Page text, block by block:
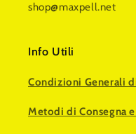
shop@maxpell.net
Info Utili
Condizioni Generali
Metodi di Consegna